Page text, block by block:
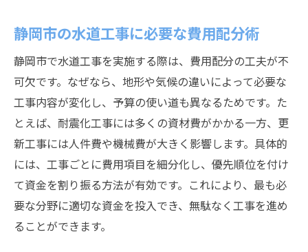
水道工事における見積と実際費用の差を縮
予算不足時に活かせる水道工事調整術
静岡市の水道事業における最新動向を知る
水道工事における最新技術導入の流れ
静岡市の公営水道経営方針の変化に注目
耐震化推進と水道工事予算配分の現状
下水道事業と連動した水道工事の最前線
中島浄化センターの新たな取組み事例解説
静岡市の水道工事に必要な費用配分術
静岡市で水道工事を実施する際は、費用配分の工夫が不
可欠です。なぜなら、地形や気候の違いによって必要な
工事内容が変化し、予算の使い道も異なるためです。た
とえば、耐震化工事には多くの資材費がかかる一方、更
新工事には人件費や機械費が大きく影響します。具体的
には、工事ごとに費用項目を細分化し、優先順位を付け
て資金を割り振る方法が有効です。これにより、最も必
要な分野に適切な資金を投入でき、無駄なく工事を進め
ることができます。